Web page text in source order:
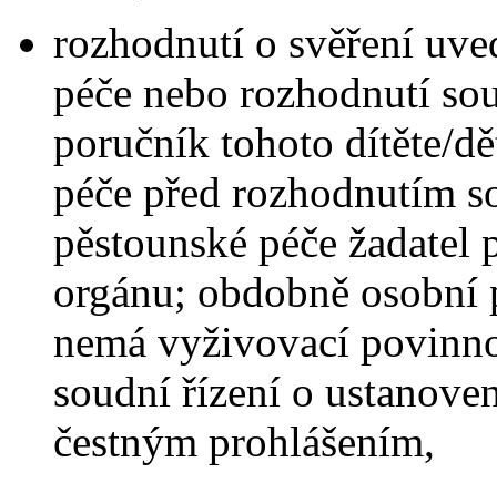
rozhodnutí o svěření
péče nebo rozhodnutí
poručník tohoto dítěte/
péče před rozhodnutím
pěstounské péče
orgánu; obdobně osobní
nemá vyživovací
soudní řízení o
čestným prohlášením,